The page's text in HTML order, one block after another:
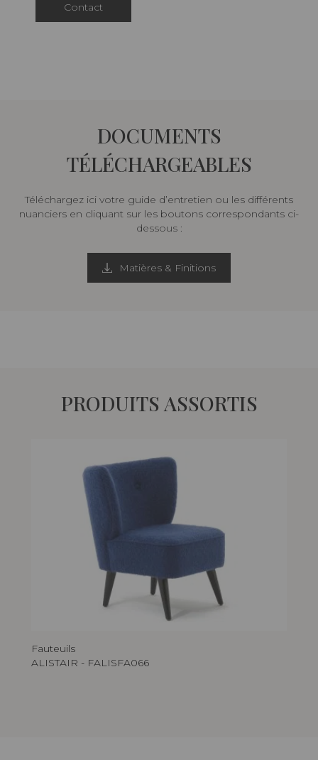
Contact
DOCUMENTS
TÉLÉCHARGEABLES
Téléchargez ici votre guide d’entretien ou les différents
nuanciers en cliquant sur les boutons correspondants ci-
dessous :
Matières & Finitions
PRODUITS ASSORTIS
Fauteuils
ALISTAIR - FALISFA066